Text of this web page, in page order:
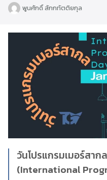
พูนศักดิ์ สักกทัตติยกุล
วันโปรแกรมเมอร์สากล
(International